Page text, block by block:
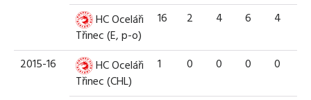
HC Oceláři
Třinec (E, p-o)
16 2 4 6 4
2015-16
HC Oceláři
Třinec (CHL)
1 0 0 0 0